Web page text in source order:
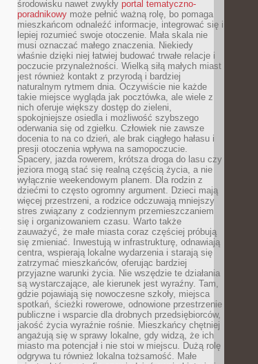
środowisku nawet zwykły portal tematyczno-
poradnikowy może pełnić ważną rolę, bo pomaga
mieszkańcom odnaleźć informacje, integrować się i
lepiej rozumieć swoje otoczenie. Mała skala nie
musi oznaczać małego znaczenia. Niekiedy
właśnie dzięki niej łatwiej budować trwałe relacje i
poczucie przynależności. Wielką siłą małych miast
jest również kontakt z przyrodą i bardziej
naturalnym rytmem dnia. Oczywiście nie każde
takie miejsce wygląda jak pocztówka, ale wiele z
nich oferuje większy dostęp do zieleni,
spokojniejsze osiedla i możliwość szybszego
oderwania się od zgiełku. Człowiek nie zawsze
docenia to na co dzień, ale brak ciągłego hałasu i
presji otoczenia wpływa na samopoczucie.
Spacery, jazda rowerem, krótsza droga do lasu czy
jeziora mogą stać się realną częścią życia, a nie
wyłącznie weekendowym planem. Dla rodzin z
dziećmi to często ogromny argument. Dzieci mają
więcej przestrzeni, a rodzice odczuwają mniejszy
stres związany z codziennym przemieszczaniem
się i organizowaniem czasu. Warto także
zauważyć, że małe miasta coraz częściej próbują
się zmieniać. Inwestują w infrastrukturę, odnawiają
centra, wspierają lokalne wydarzenia i starają się
zatrzymać mieszkańców, oferując bardziej
przyjazne warunki życia. Nie wszędzie te działania
są wystarczające, ale kierunek jest wyraźny. Tam,
gdzie pojawiają się nowoczesne szkoły, miejsca
spotkań, ścieżki rowerowe, odnowione przestrzenie
publiczne i wsparcie dla drobnych przedsiębiorców,
jakość życia wyraźnie rośnie. Mieszkańcy chętniej
angażują się w sprawy lokalne, gdy widzą, że ich
miasto ma potencjał i nie stoi w miejscu. Dużą rolę
odgrywa tu również lokalna tożsamość. Małe